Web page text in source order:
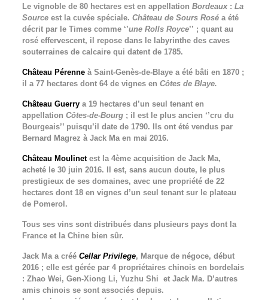
Le vignoble de 80 hectares est en appellation Bordeaux: La
Sourceest la cuvée spéciale. Château de Sours Roséa été
décrit par le Times comme ‘’une Rolls Royce’’ ; quant au
rosé effervescent, il repose dans le labyrinthe des caves
souterraines de calcaire qui datent de 1785.
Château Pérenneà Saint-Genès-de-Blaye a été bâti en 1870 ;
il a 77 hectares dont 64 de vignes en Côtes de Blaye.
Château Guerrya 19 hectares d’un seul tenant en
appellation Côtes-de-Bourg ; il est le plus ancien ‘’cru du
Bourgeais’’ puisqu’il date de 1790. Ils ont été vendus par
Bernard Magrez à Jack Ma en mai 2016.
Château Moulinetest la 4ème acquisition de Jack Ma,
acheté le 30 juin 2016. Il est, sans aucun doute, le plus
prestigieux de ses domaines, avec une propriété de 22
hectares dont 18 en vignes d’un seul tenant sur le plateau
de Pomerol.
Tous ses vins sont distribués dans plusieurs pays dont la
France et la Chine bien sûr.
Jack Ma a créé Cellar Privilege, Marque de négoce, début
2016 ; elle est gérée par 4 propriétaires chinois en bordelais
: Zhao Wei, Gen-Xiong Li, Yuzhu Shi et Jack Ma. D’autres
amis chinois se sont associés depuis.